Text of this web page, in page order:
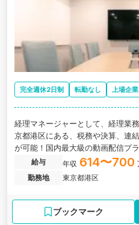
完全週休2日制 転勤なし 上場企業
経理マネージャーとして、経理業
京都港区にある、税務や決算、連
が可能！国内最大級の動画配信プ
ストリーミング動画業界を牽引す
給与 年収 614〜700
勤務地
東京都港区
ブックマーク